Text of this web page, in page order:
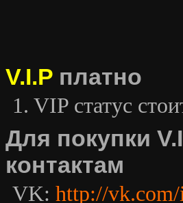
V.I.P платно
1. VIP статус
Для покупки
контактам
VK: http://